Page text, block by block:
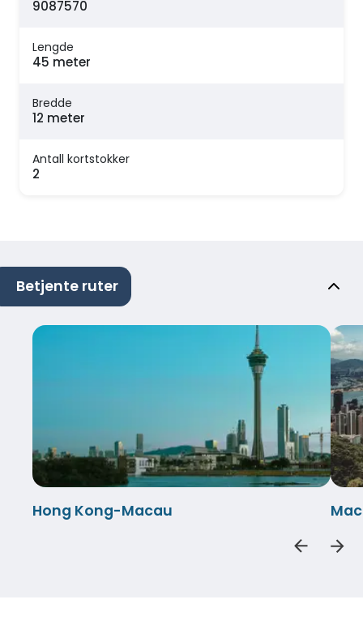
9087570
Lengde
45 meter
Bredde
12 meter
Antall kortstokker
2
Betjente ruter
Hong Kong-Macau